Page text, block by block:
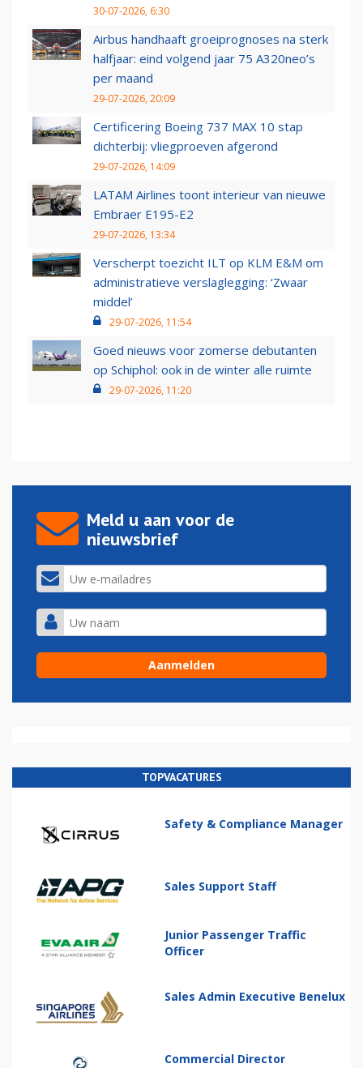
30-07-2026, 6:30
Airbus handhaaft groeiprognoses na sterk
halfjaar: eind volgend jaar 75 A320neo’s
per maand
29-07-2026, 20:09
Certificering Boeing 737 MAX 10 stap
dichterbij: vliegproeven afgerond
29-07-2026, 14:09
LATAM Airlines toont interieur van nieuwe
Embraer E195-E2
29-07-2026, 13:34
Verscherpt toezicht ILT op KLM E&M om
administratieve verslaglegging: ‘Zwaar
middel’
29-07-2026, 11:54
Goed nieuws voor zomerse debutanten
op Schiphol: ook in de winter alle ruimte
29-07-2026, 11:20
Meld u aan voor de
nieuwsbrief
TOPVACATURES
Safety & Compliance Manager
Sales Support Staff
Junior Passenger Traffic
Officer
Sales Admin Executive Benelux
Commercial Director